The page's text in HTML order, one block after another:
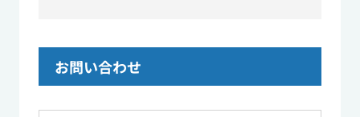
お問い合わせ